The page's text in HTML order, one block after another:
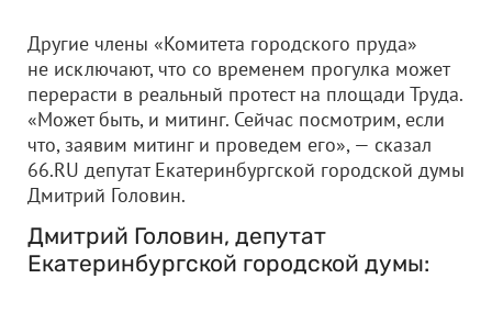
Другие члены «Комитета городского пруда»
не исключают, что со временем прогулка может
перерасти в реальный протест на площади Труда.
«Может быть, и митинг. Сейчас посмотрим, если
что, заявим митинг и проведем его», — сказал
66.RU депутат Екатеринбургской городской думы
Дмитрий Головин.
Дмитрий Головин, депутат
Екатеринбургской городской думы: